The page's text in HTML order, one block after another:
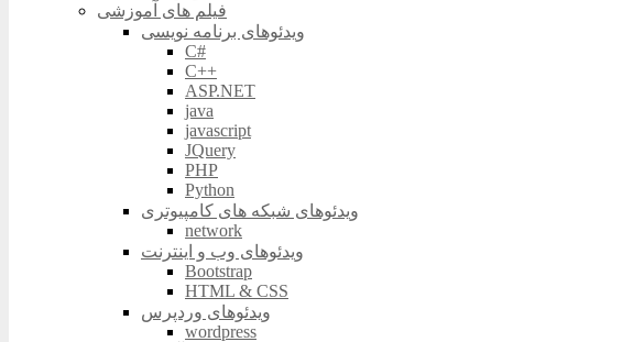
فیلم های آموزشی
ویدئوهای برنامه نویسی
C#
C++
ASP.NET
java
javascript
JQuery
PHP
Python
ویدئوهای شبکه های کامپیوتری
network
ویدئوهای وب و اینترنت
Bootstrap
HTML & CSS
ویدئوهای وردپرس
wordpress